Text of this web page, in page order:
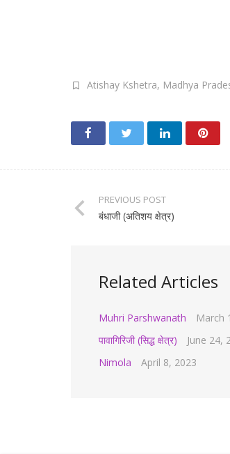
Atishay Kshetra, Madhya
PREVIOUS POST
बंधाजी (अतिशय क्षेत्र)
Related Articles
Muhri Parshwanath
March
पावागिरिजी (सिद्ध क्षेत्र)
June 24,
Nimola
April 8, 2023